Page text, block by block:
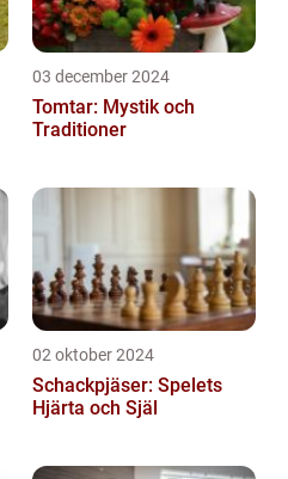
03 december 2024
Tomtar: Mystik och
Traditioner
02 oktober 2024
Schackpjäser: Spelets
Hjärta och Själ